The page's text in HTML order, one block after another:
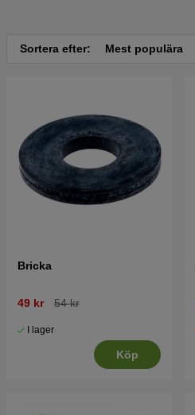
Tryck här för sprängskiss
Husqvarna
Tryck här för sprängskiss
Husqvarna
Sortera efter: Mest populära
Bricka
49 kr 54 kr
I lager
Köp